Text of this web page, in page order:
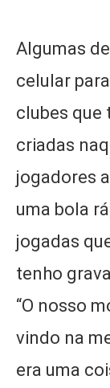
Algumas
celular
clubes que
criadas
jogadores
uma bola
jogadas
tenho
“O nosso
vindo na
era uma